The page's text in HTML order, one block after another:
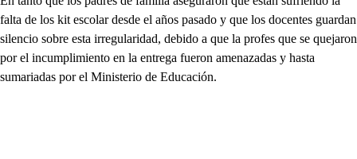
falta de los kit escolar desde el años pasado y que los docentes guardan
silencio sobre esta irregularidad, debido a que la profes que se quejaron
por el incumplimiento en la entrega fueron amenazadas y hasta
sumariadas por el Ministerio de Educación.